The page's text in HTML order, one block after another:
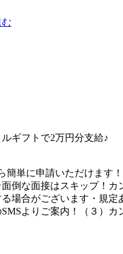
ギフトで2万円分支給♪
簡単に申請いただけます
な面接はスキップ！カ
合がございます・規定
よりご案内！（３